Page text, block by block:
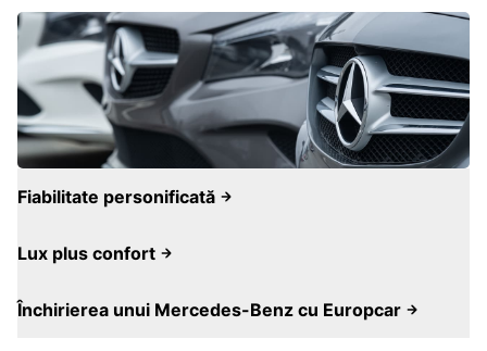
Fiabilitate personificată
Lux plus confort
Închirierea unui Mercedes-Benz cu Europcar